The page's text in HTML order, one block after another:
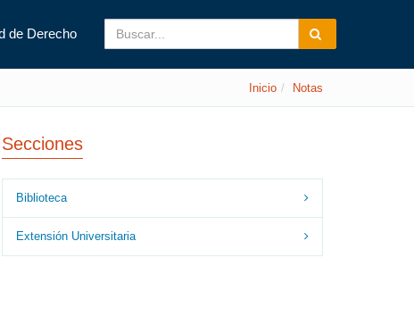
de Derecho
Inicio Notas
Secciones
Biblioteca
Extensión Universitaria